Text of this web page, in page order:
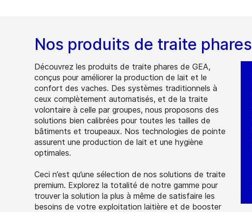
Nos produits de traite phares
Découvrez les produits de traite phares de GEA,
conçus pour améliorer la production de lait et le
confort des vaches. Des systèmes traditionnels à
ceux complètement automatisés, et de la traite
volontaire à celle par groupes, nous proposons des
solutions bien calibrées pour toutes les tailles de
bâtiments et troupeaux. Nos technologies de pointe
assurent une production de lait et une hygiène
optimales.
Ceci n’est qu’une sélection de nos solutions de traite
premium. Explorez la totalité de notre gamme pour
trouver la solution la plus à même de satisfaire les
besoins de votre exploitation laitière et de booster